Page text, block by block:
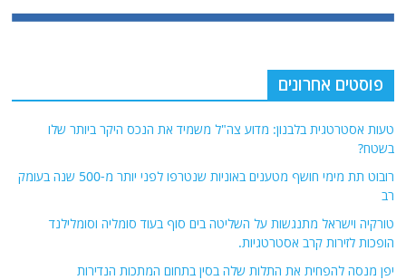
פוסטים אחרונים
טעות אסטרטגית בלבנון: מדוע צה"ל משמיד את הנכס היקר ביותר שלו
בשטח?
רובוט תת מימי חושף מטענים באוניות שנטרפו לפני יותר מ-500 שנה בעומק
רב
טורקיה וישראל מתנגשות על השליטה בים סוף בעוד סומליה וסומלילנד
הופכות לזירות קרב אסטרטגיות.
יפן מנסה להפחית את התלות שלה בסין בתחום המתכות הנדירות